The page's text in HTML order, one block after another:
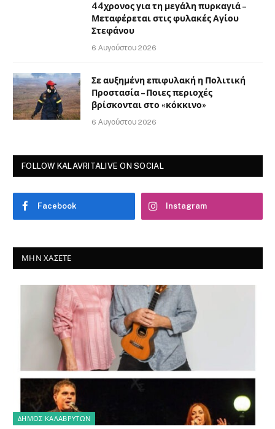
44χρονος για τη μεγάλη πυρκαγιά –
Μεταφέρεται στις φυλακές Αγίου
Στεφάνου
6 Αυγούστου 2026
Σε αυξημένη επιφυλακή η Πολιτική
Προστασία – Ποιες περιοχές
βρίσκονται στο «κόκκινο»
6 Αυγούστου 2026
FOLLOW KALAVRITALIVE ON SOCIAL
Facebook Instagram
ΜΗΝ ΧΆΣΕΤΕ
ΔΗΜΟΣ ΚΑΛΑΒΡΥΤΩΝ